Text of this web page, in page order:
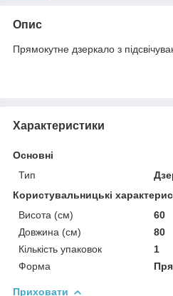
Опис
Прямокутне дзеркало з
Характеристики
Основні
Тип
Користувальницькі
Висота (см)
60
Довжина (см)
80
Кількість упаковок
1
Форма
Приховати